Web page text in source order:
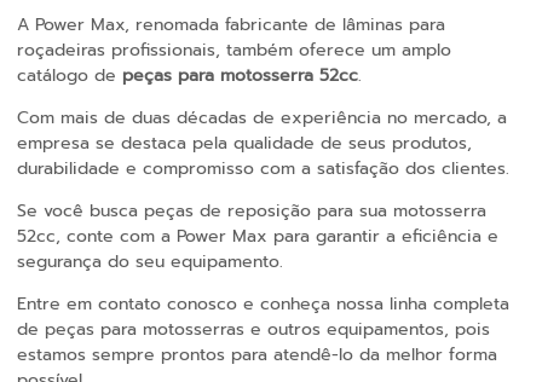
A Power Max, renomada fabricante de lâminas para
roçadeiras profissionais, também oferece um amplo
catálogo de peças para motosserra 52cc.
Com mais de duas décadas de experiência no mercado, a
empresa se destaca pela qualidade de seus produtos,
durabilidade e compromisso com a satisfação dos clientes.
Se você busca peças de reposição para sua motosserra
52cc, conte com a Power Max para garantir a eficiência e
segurança do seu equipamento.
Entre em contato conosco e conheça nossa linha completa
de peças para motosserras e outros equipamentos, pois
estamos sempre prontos para atendê-lo da melhor forma